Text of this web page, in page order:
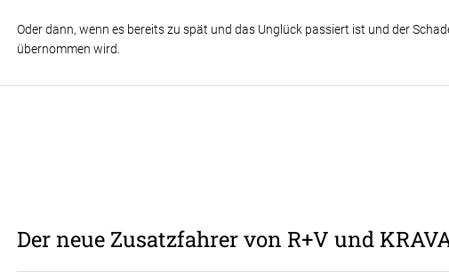
Oder dann, wenn es bereits zu spät und das Unglück passiert ist und der
übernommen wird.
Der neue Zusatzfahrer von R+V und